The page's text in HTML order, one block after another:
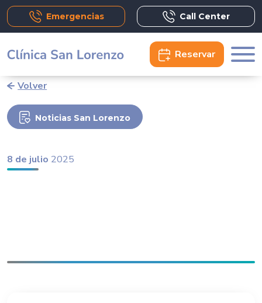
Emergencias Call Center
Reservar
Volver
Noticias San Lorenzo
8 de julio 2025